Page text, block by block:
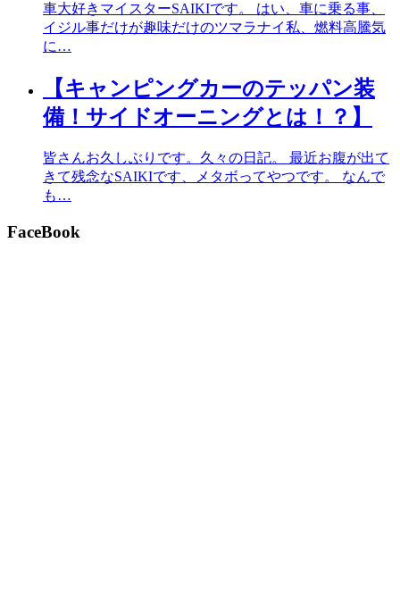
車大好きマイスターSAIKIです。 はい、車に乗る事、
イジル事だけが趣味だけのツマラナイ私、燃料高騰気
に…
【キャンピングカーのテッパン装
備！サイドオーニングとは！？】
皆さんお久しぶりです。久々の日記。 最近お腹が出て
きて残念なSAIKIです、メタボってやつです。 なんで
も…
FaceBook